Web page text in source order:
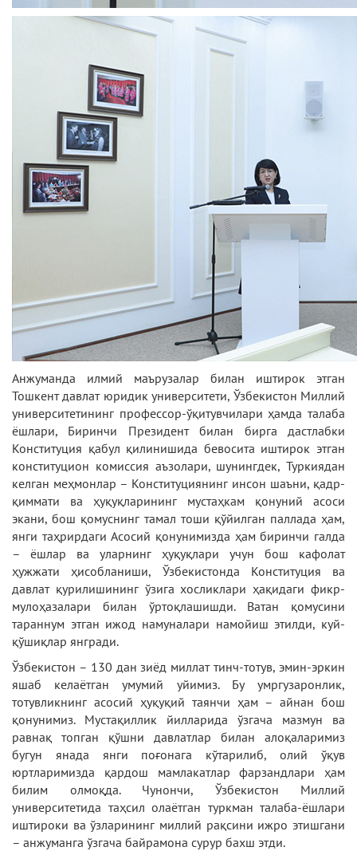
Анжуманда илмий маърузалар билан иштирок этган
Тошкент давлат юридик университети, Ўзбекистон Миллий
университетининг профессор-ўқитувчилари ҳамда талаба
ёшлари, Биринчи Президент билан бирга дастлабки
Конституция қабул қилинишида бевосита иштирок этган
конституцион комиссия аъзолари, шунингдек, Туркиядан
келган меҳмонлар – Конституциянинг инсон шаъни, қадр-
қиммати ва ҳуқуқларининг мустаҳкам қонуний асоси
экани, бош қомуснинг тамал тоши қўйилган паллада ҳам,
янги таҳрирдаги Асосий қонунимизда ҳам биринчи галда
– ёшлар ва уларнинг ҳуқуқлари учун бош кафолат
ҳужжати ҳисобланиши, Ўзбекистонда Конституция ва
давлат қурилишининг ўзига хосликлари ҳақидаги фикр-
мулоҳазалари билан ўртоқлашишди. Ватан қомусини
тараннум этган ижод намуналари намойиш этилди, куй-
қўшиқлар янгради.
Ўзбекистон – 130 дан зиёд миллат тинч-тотув, эмин-эркин
яшаб келаётган умумий уйимиз. Бу умргузаронлик,
тотувликнинг асосий ҳуқуқий таянчи ҳам – айнан бош
қонунимиз. Мустақиллик йилларида ўзгача мазмун ва
равнақ топган қўшни давлатлар билан алоқаларимиз
бугун янада янги поғонага кўтарилиб, олий ўқув
юртларимизда қардош мамлакатлар фарзандлари ҳам
билим олмоқда. Чунончи, Ўзбекистон Миллий
университетида таҳсил олаётган туркман талаба-ёшлари
иштироки ва ўзларининг миллий рақсини ижро этишгани
– анжуманга ўзгача байрамона сурур бахш этди.